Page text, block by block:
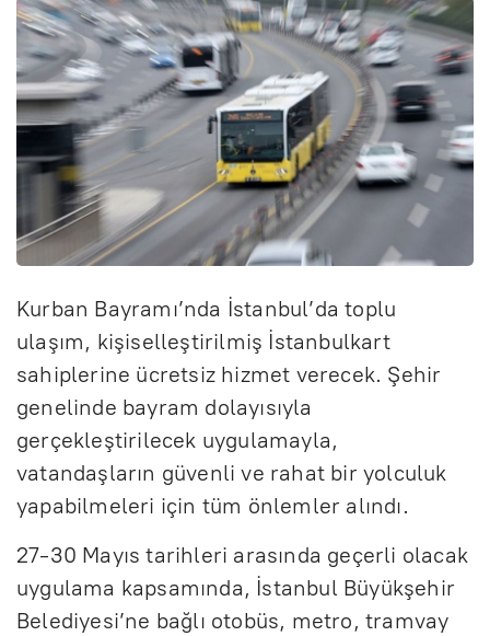
Kurban Bayramı’nda İstanbul’da toplu
ulaşım, kişiselleştirilmiş İstanbulkart
sahiplerine ücretsiz hizmet verecek. Şehir
genelinde bayram dolayısıyla
gerçekleştirilecek uygulamayla,
vatandaşların güvenli ve rahat bir yolculuk
yapabilmeleri için tüm önlemler alındı.
27-30 Mayıs tarihleri arasında geçerli olacak
uygulama kapsamında, İstanbul Büyükşehir
Belediyesi’ne bağlı otobüs, metro, tramvay